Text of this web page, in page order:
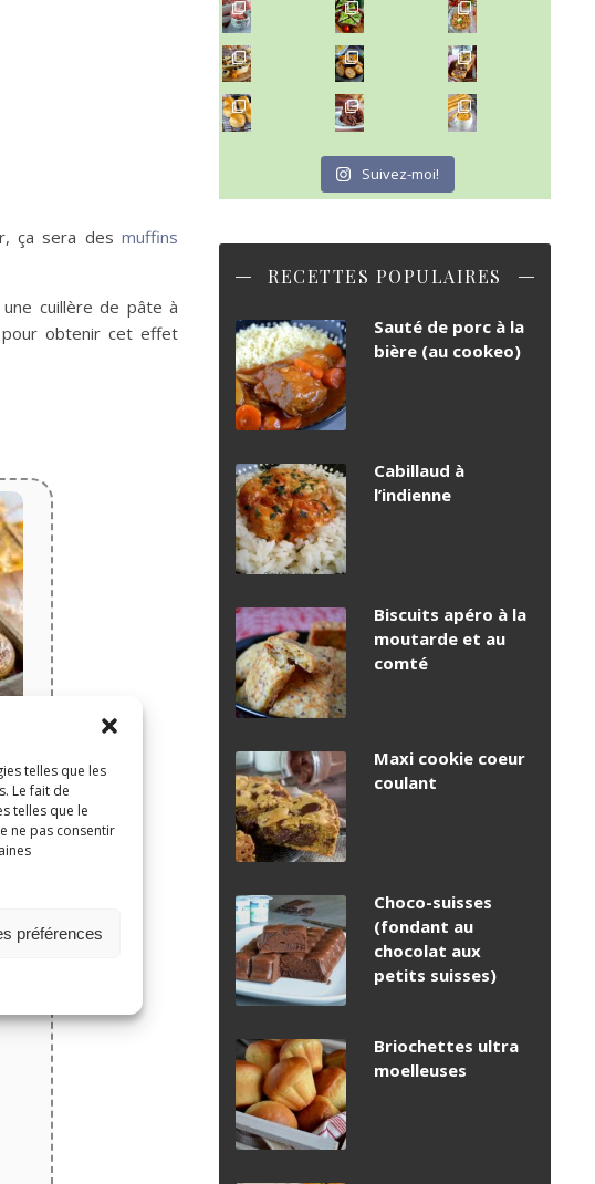
telles que les
Le fait de
telles que le
ne pas consentir
préférences
ça sera des muffins
cuillère de pâte à
obtenir cet effet
~ NICE CREAM À LA FRAISE ~
Presque un mois que
~ SALADE DE PÂTES AUX DEUX TOMATES THON ET BURRA
~ FINANCIERS MYRTILLES ET CITRON ~
Aujourd'hu
~ BUNS MAISON ~
Un peu de boulange par ici au
~ GÂTEAU FONDANT CHOCO NOISETTE ~
C'est lundi
Suivez-moi!
RECETTES POPULAIRES
Sauté de porc à la
bière (au cookeo)
Cabillaud à
l’indienne
Biscuits apéro à la
moutarde et au
comté
Maxi cookie coeur
coulant
Choco-suisses
(fondant au
chocolat aux
petits suisses)
Briochettes ultra
moelleuses